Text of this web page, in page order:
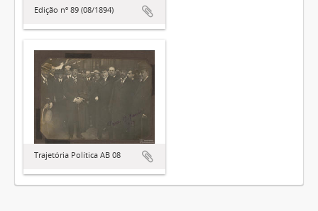
Edição nº 89 (08/1894)
Trajetória Política AB 08